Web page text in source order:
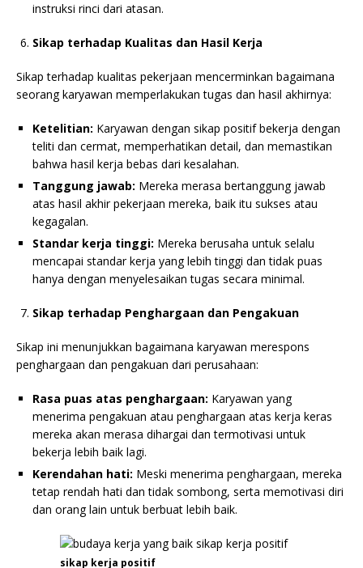
instruksi rinci dari atasan.
Sikap terhadap Kualitas dan Hasil Kerja
Sikap terhadap kualitas pekerjaan mencerminkan bagaimana
seorang karyawan memperlakukan tugas dan hasil akhirnya:
Ketelitian: Karyawan dengan sikap positif bekerja dengan
teliti dan cermat, memperhatikan detail, dan memastikan
bahwa hasil kerja bebas dari kesalahan.
Tanggung jawab: Mereka merasa bertanggung jawab
atas hasil akhir pekerjaan mereka, baik itu sukses atau
kegagalan.
Standar kerja tinggi: Mereka berusaha untuk selalu
mencapai standar kerja yang lebih tinggi dan tidak puas
hanya dengan menyelesaikan tugas secara minimal.
Sikap terhadap Penghargaan dan Pengakuan
Sikap ini menunjukkan bagaimana karyawan merespons
penghargaan dan pengakuan dari perusahaan:
Rasa puas atas penghargaan: Karyawan yang
menerima pengakuan atau penghargaan atas kerja keras
mereka akan merasa dihargai dan termotivasi untuk
bekerja lebih baik lagi.
Kerendahan hati: Meski menerima penghargaan, mereka
tetap rendah hati dan tidak sombong, serta memotivasi diri
dan orang lain untuk berbuat lebih baik.
sikap kerja positif